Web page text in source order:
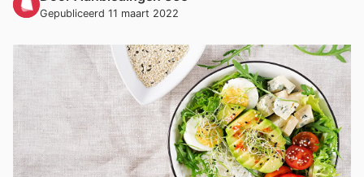
Gepubliceerd 11 maart 2022